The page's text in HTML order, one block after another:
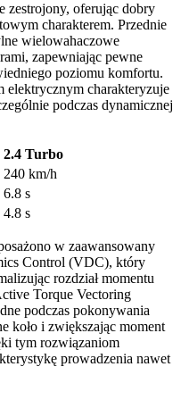
zestrojony, oferując dobry
charakterem. Przednie
wielowahaczowe
zapewniając pewne
poziomu komfortu.
elektrycznym charakteryzuje
podczas dynamicznej
2.4 Turbo
240 km/h
6.8 s
4.8 s
w zaawansowany
Control (VDC), który
rozdział momentu
Torque Vectoring
podczas pokonywania
koło i zwiększając moment
tym rozwiązaniom
prowadzenia nawet